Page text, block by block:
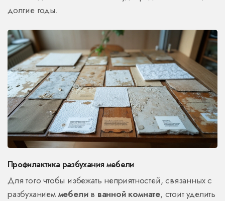
долгие годы.
Профилактика разбухания мебели
Для того чтобы избежать неприятностей, связанных с
разбуханием мебелив ванной комнате, стоит уделить